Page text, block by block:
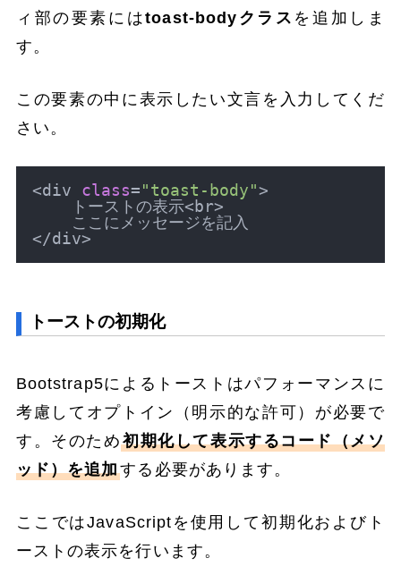
ィ部の要素にはtoast-bodyクラス を追加しま
す。
この要素の中に表示したい文言を入力してくだ
さい。
<div class="toast-body">
    トーストの表示<br>
    ここにメッセージを記入
トーストの初期化
Bootstrap5によるトーストはパフォーマンスに
考慮してオプトイン（明示的な許可）が必要で
す。そのため初期化して表示するコード（メソ
ッド）を追加する必要があります。
ここではJavaScriptを使用して初期化およびト
ーストの表示を行います。